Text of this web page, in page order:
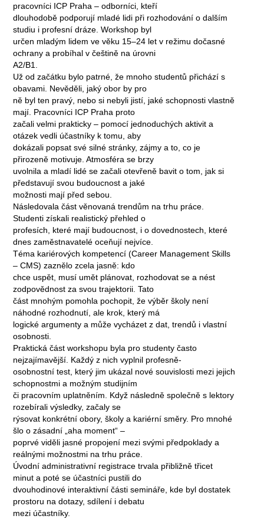
pracovníci ICP Praha – odborníci, kteří
dlouhodobě podporují mladé lidi při rozhodování o dalším
studiu i profesní dráze. Workshop byl
určen mladým lidem ve věku 15–24 let v režimu dočasné
ochrany a probíhal v češtině na úrovni
A2/B1.
Už od začátku bylo patrné, že mnoho studentů přichází s
obavami. Nevěděli, jaký obor by pro
ně byl ten pravý, nebo si nebyli jistí, jaké schopnosti vlastně
mají. Pracovníci ICP Praha proto
začali velmi prakticky – pomocí jednoduchých aktivit a
otázek vedli účastníky k tomu, aby
dokázali popsat své silné stránky, zájmy a to, co je
přirozeně motivuje. Atmosféra se brzy
uvolnila a mladí lidé se začali otevřeně bavit o tom, jak si
představují svou budoucnost a jaké
možnosti mají před sebou.
Následovala část věnovaná trendům na trhu práce.
Studenti získali realistický přehled o
profesích, které mají budoucnost, i o dovednostech, které
dnes zaměstnavatelé oceňují nejvíce.
Téma kariérových kompetencí (Career Management Skills
– CMS) zaznělo zcela jasně: kdo
chce uspět, musí umět plánovat, rozhodovat se a nést
zodpovědnost za svou trajektorii. Tato
část mnohým pomohla pochopit, že výběr školy není
náhodné rozhodnutí, ale krok, který má
logické argumenty a může vycházet z dat, trendů i vlastní
osobnosti.
Praktická část workshopu byla pro studenty často
nejzajímavější. Každý z nich vyplnil profesně-
osobnostní test, který jim ukázal nové souvislosti mezi jejich
schopnostmi a možným studijním
či pracovním uplatněním. Když následně společně s lektory
rozebírali výsledky, začaly se
rýsovat konkrétní obory, školy a kariérní směry. Pro mnohé
šlo o zásadní „aha moment“ –
poprvé viděli jasné propojení mezi svými předpoklady a
reálnými možnostmi na trhu práce.
Úvodní administrativní registrace trvala přibližně třicet
minut a poté se účastníci pustili do
dvouhodinové interaktivní části semináře, kde byl dostatek
prostoru na dotazy, sdílení i debatu
mezi účastníky.